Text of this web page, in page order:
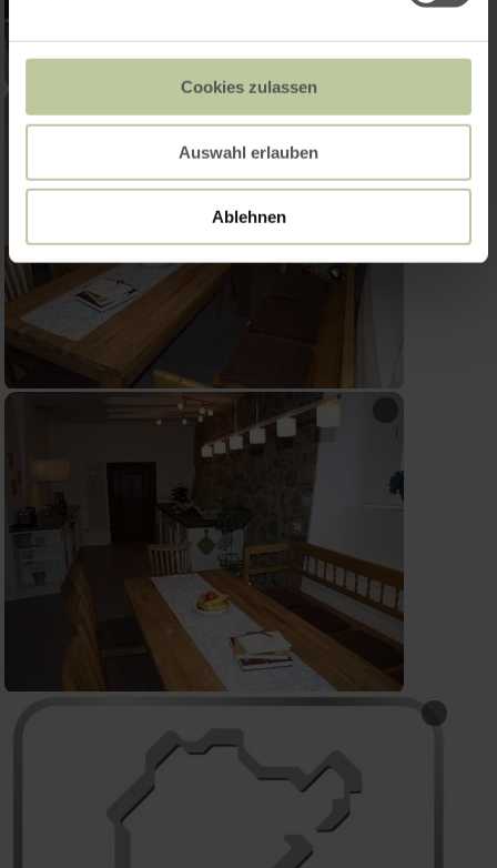
Cookies zulassen
Auswahl erlauben
Ablehnen